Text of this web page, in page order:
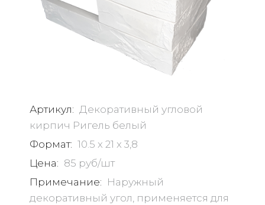
Артикул: Декоративный угловой
кирпич Ригель белый
Формат: 10.5 х 21 х 3,8
Цена: 85 руб/шт
Примечание: Наружный
декоративный угол, применяется для